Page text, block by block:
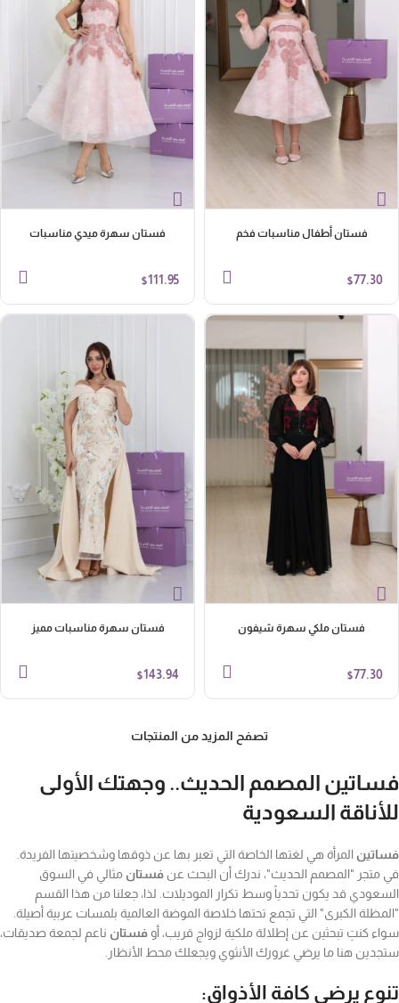
فستان أطفال مناسبات فخم
$77.30
فستان سهرة ميدي مناسبات
$111.95
فستان ملكي سهرة شيفون
$77.30
فستان سهرة مناسبات مميز
$143.94
تصفح المزيد من المنتجات
فساتين المصمم الحديث.. وجهتك الأولى
للأناقة السعودية
فساتين المرأة هي لغتها الخاصة التي تعبر بها عن ذوقها وشخصيتها الفريدة.
في متجر "المصمم الحديث"، ندرك أن البحث عن فستان مثالي في السوق
السعودي قد يكون تحدياً وسط تكرار الموديلات. لذا، جعلنا من هذا القسم
"المظلة الكبرى" التي تجمع تحتها خلاصة الموضة العالمية بلمسات عربية أصيلة.
سواء كنتِ تبحثين عن إطلالة ملكية لزواج قريب، أوفستان ناعم لجمعة صديقات،
ستجدين هنا ما يرضي غرورك الأنثوي ويجعلك محط الأنظار.
تنوع يرضي كافة الأذواق: